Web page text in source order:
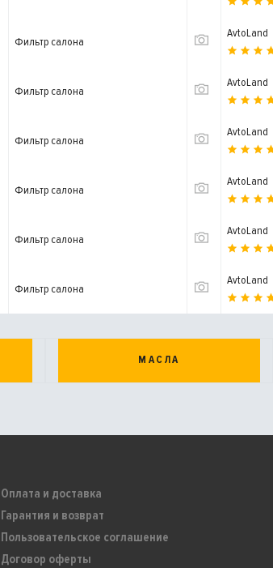
Фильтр салона
AvtoLand
Фильтр салона
AvtoLand
Фильтр салона
AvtoLand
Фильтр салона
AvtoLand
Фильтр салона
AvtoLand
Фильтр салона
AvtoLand
МАСЛА
Оплата и доставка
Гарантия и возврат
Пользовательское соглашение
Договор оферты